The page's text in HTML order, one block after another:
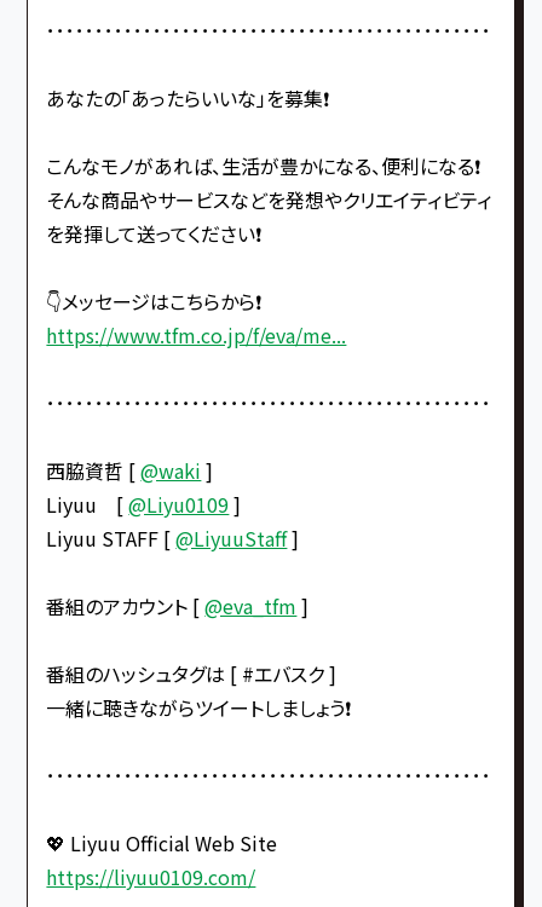
･･････････････････････････････････････････････
あなたの「あったらいいな」を募集❗️
こんなモノがあれば、生活が豊かになる、便利になる❗️
そんな商品やサービスなどを発想やクリエイティビティ
を発揮して送ってください❗️
👇メッセージはこちらから❗️
https://www.tfm.co.jp/f/eva/me...
･･････････････････････････････････････････････
西脇資哲 [@waki ]
Liyuu [@Liyu0109]
Liyuu STAFF [@LiyuuStaff]
番組のアカウント [@eva_tfm ]
番組のハッシュタグは [ #エバスク ]
一緒に聴きながらツイートしましょう❗️
･･････････････････････････････････････････････
💖 Liyuu Official Web Site
https://liyuu0109.com/